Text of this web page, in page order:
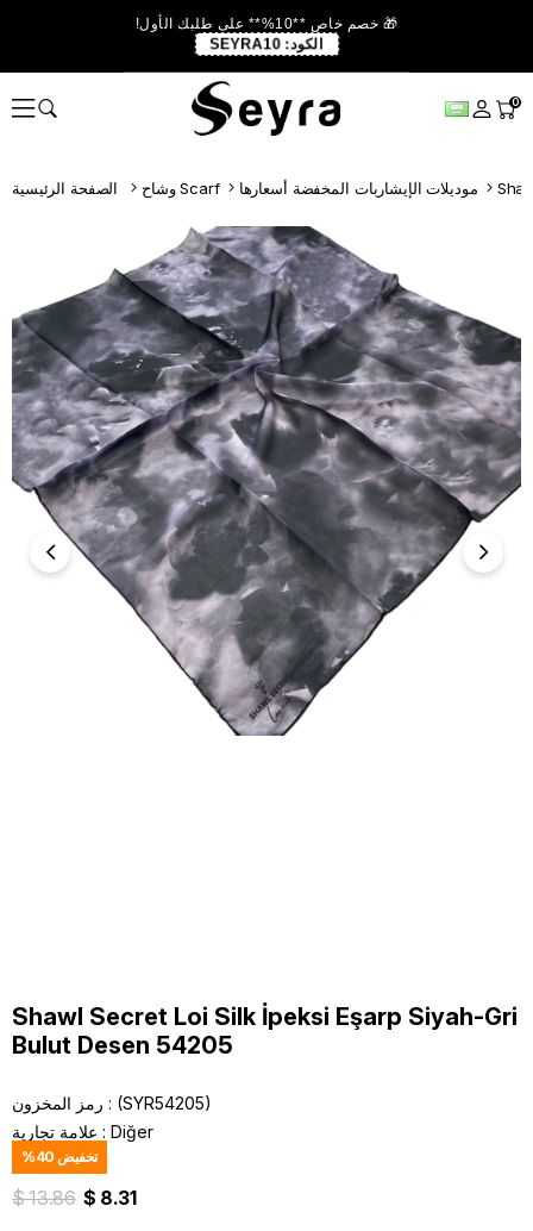
🎁 خصم خاص **10%** على طلبك الأول!
الكود: SEYRA10
0
وشاح Scarf موديلات الإيشاربات المخفضة أسعارها
Shawl Secret Loi Silk İpeksi Eşarp Siyah-Gri
Bulut Desen 54205
رمز المخزون
(SYR54205)
علامة تجارية : Diğer
%40 تخفيض
$ 13.86 $ 8.31